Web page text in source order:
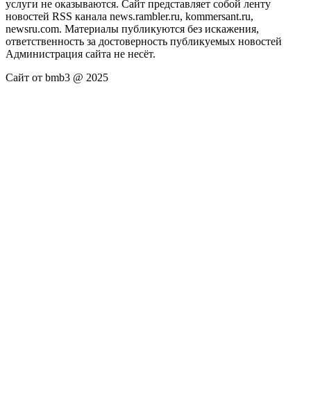
услуги не оказываются. Сайт представляет собой ленту
новостей RSS канала news.rambler.ru, kommersant.ru,
newsru.com. Материалы публикуются без искажения,
ответственность за достоверность публикуемых новостей
Администрация сайта не несёт.
Сайт от bmb3 @ 2025